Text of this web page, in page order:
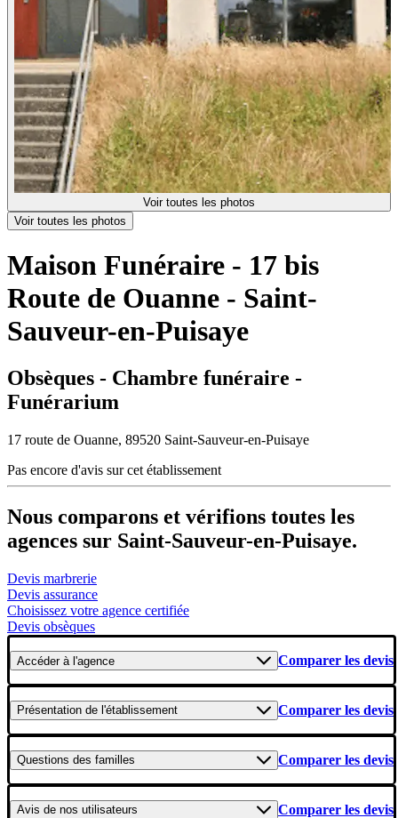
Voir toutes les photos
Voir toutes les photos
Maison Funéraire - 17 bis
Route de Ouanne - Saint-
Sauveur-en-Puisaye
Obsèques - Chambre funéraire -
Funérarium
17 route de Ouanne, 89520 Saint-Sauveur-en-Puisaye
Pas encore d'avis sur cet établissement
Nous comparons et vérifions toutes les
agences sur Saint-Sauveur-en-Puisaye.
Devis marbrerie
Devis assurance
Choisissez votre agence certifiée
Devis obsèques
Accéderà l'agence Comparer les devis
Présentation de l'établissement Comparer les devis
Questions des familles Comparer les devis
Avis de nos utilisateurs Comparer les devis